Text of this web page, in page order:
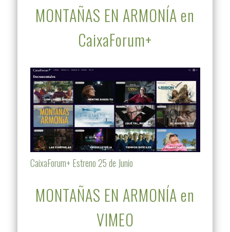
MONTAÑAS EN ARMONÍA en
CaixaForum+
CaixaForum+ Estreno 25 de Junio
MONTAÑAS EN ARMONÍA en
VIMEO